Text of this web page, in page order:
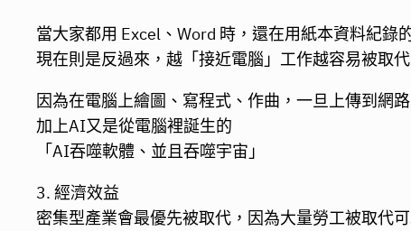
當大家都用 Excel、Word 時，還在用紙本資料紀錄
現在則是反過來，越「接近電腦」工作越容易被取代
因為在電腦上繪圖、寫程式、作曲，一旦上傳到網
加上AI又是從電腦裡誕生的
「AI吞噬軟體、並且吞噬宇宙」
3. 經濟效益
密集型產業會最優先被取代，因為大量勞工被取代